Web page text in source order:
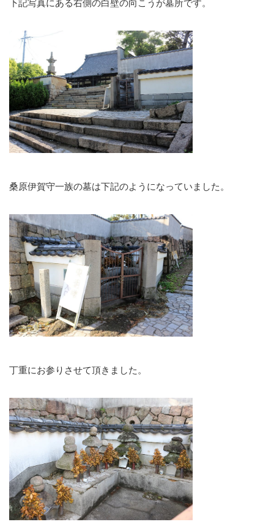
下記写真にある右側の白壁の向こうが墓所です。
桑原伊賀守一族の墓は下記のようになっていました。
丁重にお参りさせて頂きました。